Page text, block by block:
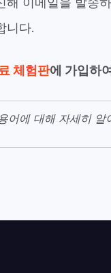
니다.
체험판에 가입하
어에 대해 자세히 알